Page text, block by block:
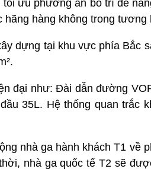
ưu phương án bố trí để
hàng không trong tương
dựng tại khu vực phía Bắc
đại như: Đài dẫn đường
35L. Hệ thống quan trắc
nhà ga hành khách T1 về
nhà ga quốc tế T2 sẽ